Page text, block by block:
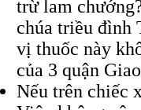
trừ lam
chúa triều đình
vị thuốc này
của 3 quận
Nếu trên chiếc